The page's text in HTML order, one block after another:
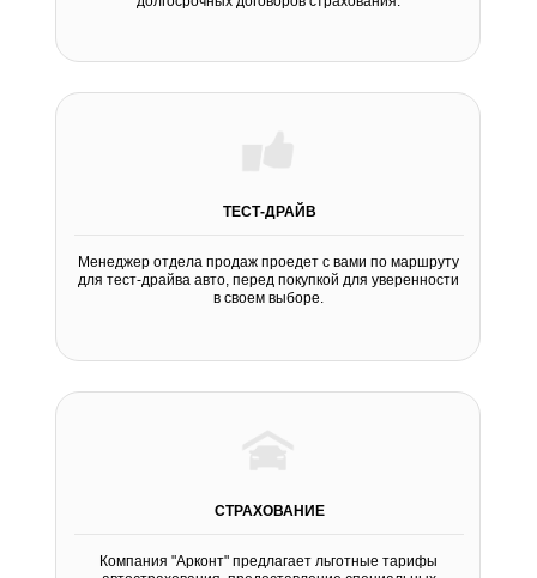
Менеджер отдела продаж проедет с вами по маршруту
для тест-драйва авто, перед покупкой для уверенности
в своем выборе.
ТЕСТ-ДРАЙВ
Компания "Арконт" предлагает льготные тарифы
СТРАХОВАНИЕ